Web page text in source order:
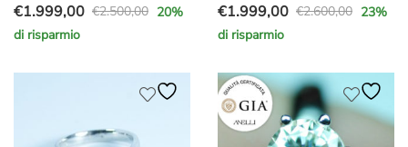
€2.500,00
Il
prezzo
€1.999,00
Il
prezzo
20%
di risparmio
€2.600,00
Il
prezzo
era:
€2.600,00.
€1.999,00
Il
prezzo
è:
€1.999,00.
23%
di risparmio